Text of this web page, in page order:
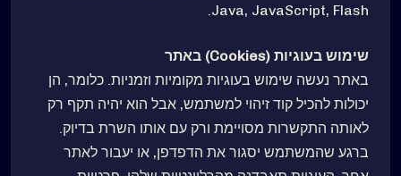
Java, JavaScript, Flash.
שימוש בעוגיות (Cookies) באתר
באתר נעשה שימוש בעוגיות מקומיות וזמניות. כלומר, הן
יכולות להכיל קוד זיהוי למשתמש, אבל הוא יהיה תקף רק
לאותה התקשרות מסויימת ורק עם אותו השרת בדיוק.
ברגע שהמשתמש יסגור את הדפדפן, או יעבור לאתר